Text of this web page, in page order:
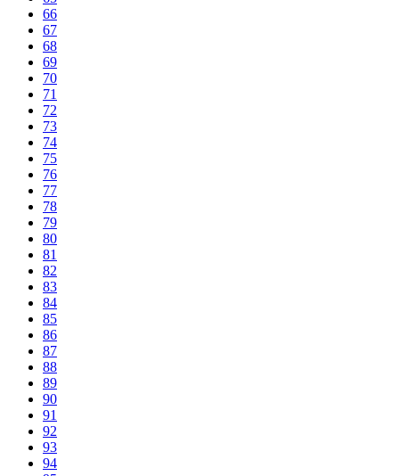
66
67
68
69
70
71
72
73
74
75
76
77
78
79
80
81
82
83
84
85
86
87
88
89
90
91
92
93
94